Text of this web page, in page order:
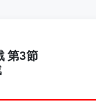
第3節